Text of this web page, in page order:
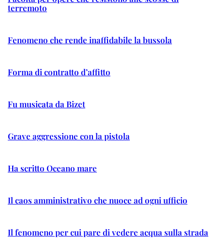
terremoto
Fenomeno che rende inaffidabile la bussola
Forma di contratto d’affitto
Fu musicata da Bizet
Grave aggressione con la pistola
Ha scritto Oceano mare
Il caos amministrativo che nuoce ad ogni ufficio
Il fenomeno per cui pare di vedere acqua sulla strada